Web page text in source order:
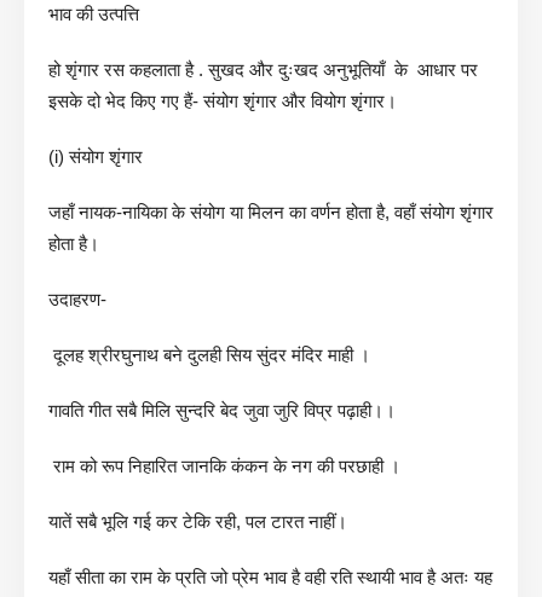
भाव की उत्पत्ति
हो शृंगार रस कहलाता है . सुखद और दुःखद अनुभूतियाँ के आधार पर
इसके दो भेद किए गए हैं- संयोग शृंगार और वियोग शृंगार।
(i) संयोग शृंगार
जहाँ नायक-नायिका के संयोग या मिलन का वर्णन होता है, वहाँ संयोग शृंगार
होता है।
उदाहरण-
दूलह श्रीरघुनाथ बने दुलही सिय सुंदर मंदिर माही ।
गावति गीत सबै मिलि सुन्दरि बेद जुवा जुरि विप्र पढ़ाही।।
राम को रूप निहारित जानकि कंकन के नग की परछाही ।
यातें सबै भूलि गई कर टेकि रही, पल टारत नाहीं।
यहाँ सीता का राम के प्रति जो प्रेम भाव है वही रति स्थायी भाव है अतः यह